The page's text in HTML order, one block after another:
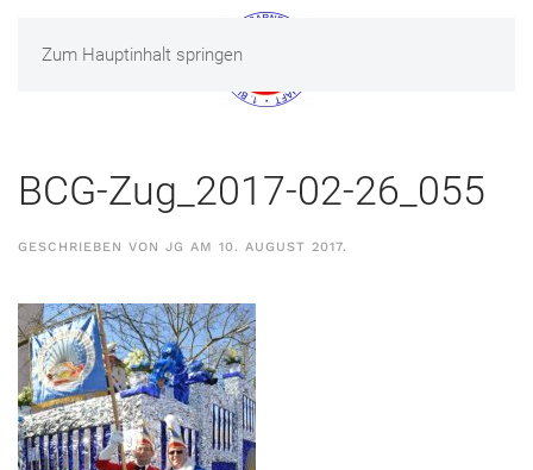
Zum Hauptinhalt springen
MENÜ
BCG-Zug_2017-02-26_055
GESCHRIEBEN VON JG AM 10. AUGUST 2017.